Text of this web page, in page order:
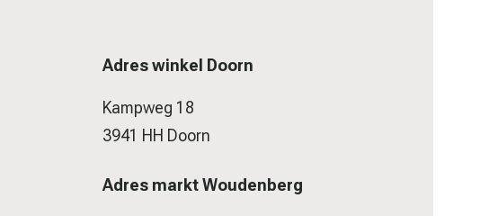
Adres winkel Doorn
Kampweg 18
3941 HH Doorn
Adres markt Woudenberg